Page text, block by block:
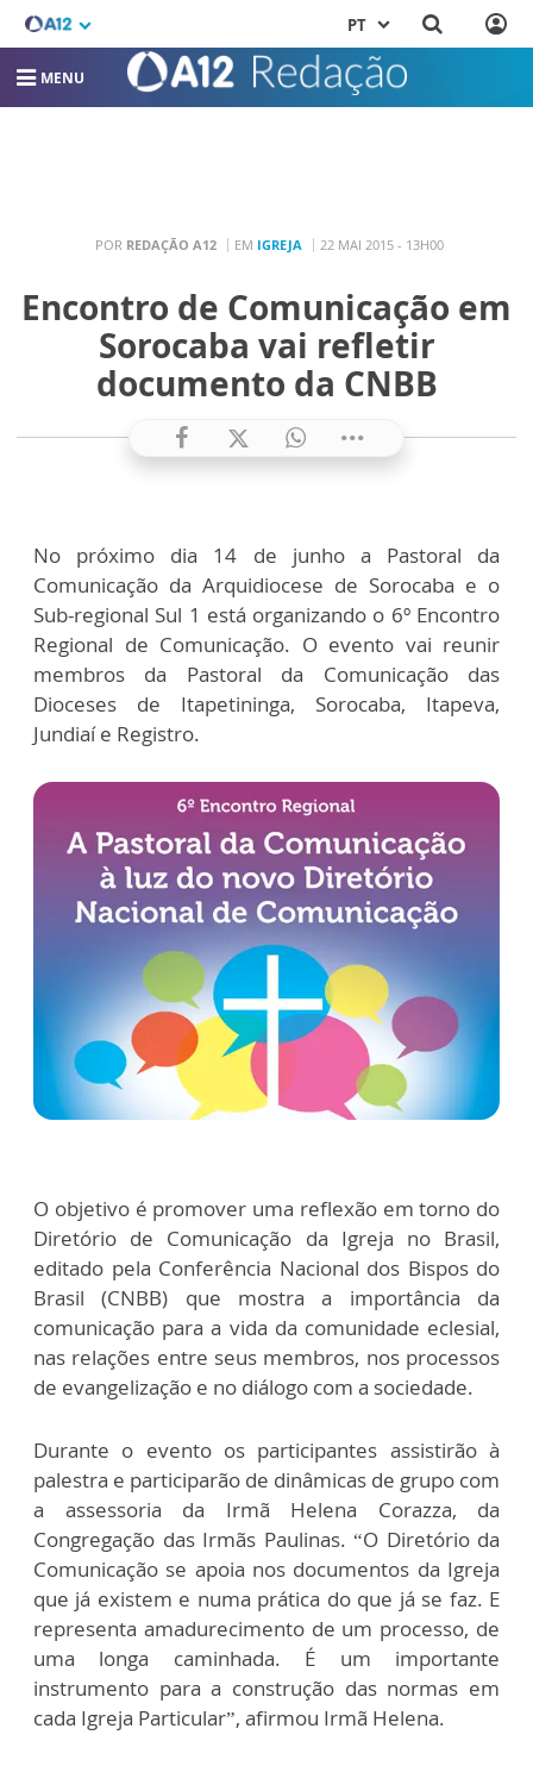
PT
MENU
POR REDAÇÃO A12 EM IGREJA 22 MAI 2015 - 13H00
Encontro de Comunicação em
Sorocaba vai refletir
documento da CNBB
No próximo dia 14 de junho a Pastoral da
Comunicação da Arquidiocese de Sorocaba e o
Sub-regional Sul 1 está organizando o 6º Encontro
Regional de Comunicação. O evento vai reunir
membros da Pastoral da Comunicação das
Dioceses de Itapetininga, Sorocaba, Itapeva,
Jundiaí e Registro.
O objetivo é promover uma reflexão em torno do
Diretório de Comunicação da Igreja no Brasil,
editado pela Conferência Nacional dos Bispos do
Brasil (CNBB) que mostra a importância da
comunicação para a vida da comunidade eclesial,
nas relações entre seus membros, nos processos
de evangelização e no diálogo com a sociedade.
Durante o evento os participantes assistirão à
palestra e participarão de dinâmicas de grupo com
a assessoria da Irmã Helena Corazza, da
Congregação das Irmãs Paulinas. “O Diretório da
Comunicação se apoia nos documentos da Igreja
que já existem e numa prática do que já se faz. E
representa amadurecimento de um processo, de
uma longa caminhada. É um importante
instrumento para a construção das normas em
cada Igreja Particular”, afirmou Irmã Helena.